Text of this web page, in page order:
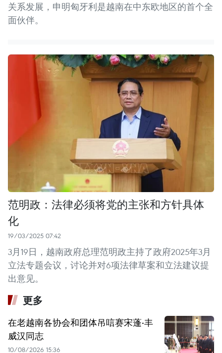
关系发展，申明匈牙利是越南在中东欧地区的首个全
面伙伴。
范明政：法律必须将党的主张和方针具体
化
19/03/2025 07:42
3月19日，越南政府总理范明政主持了政府2025年3月
立法专题会议，讨论并对6项法律草案和立法建议提
出意见。
更多
在老越南各协会和团体吊唁赛宋蓬·丰
威汉同志
10/08/2026 15:36